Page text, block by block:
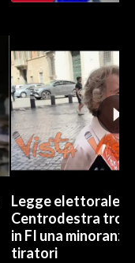
Legge elettorale,
Centrodestra
in FI una
tiratori